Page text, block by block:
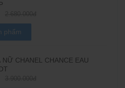
phẩm
CHANEL CHANCE EAU